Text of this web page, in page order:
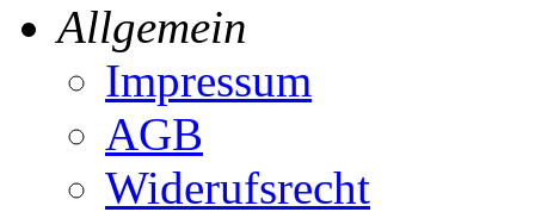
Allgemein
Impressum
AGB
Widerufsrecht